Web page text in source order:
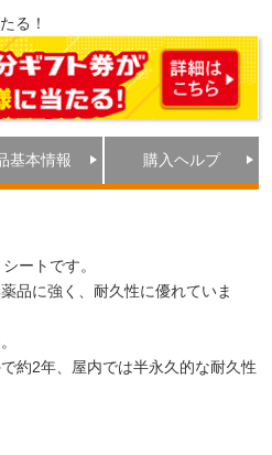
る！
基本情報 購入ヘルプ
ートです。
品に強く、耐久性に優れていま
約2年、屋内では半永久的な耐久性